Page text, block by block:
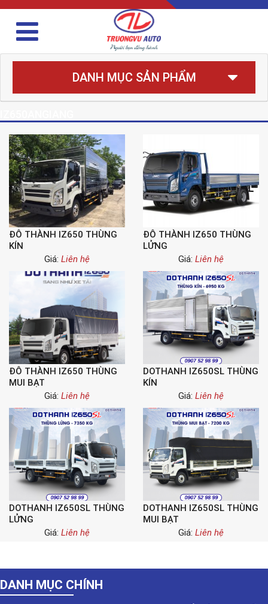
DANH MỤC SẢN PHẨM
ĐÔ THÀNH IZ650 THÙNG
KÍN
Giá: Liên hệ
ĐÔ THÀNH IZ650 THÙNG
LỬNG
Giá: Liên hệ
ĐÔ THÀNH IZ650 THÙNG
MUI BẠT
Giá: Liên hệ
DOTHANH IZ650SL THÙNG
KÍN
Giá: Liên hệ
DOTHANH IZ650SL THÙNG
LỬNG
Giá: Liên hệ
DOTHANH IZ650SL THÙNG
MUI BẠT
Giá: Liên hệ
DANH MỤC CHÍNH